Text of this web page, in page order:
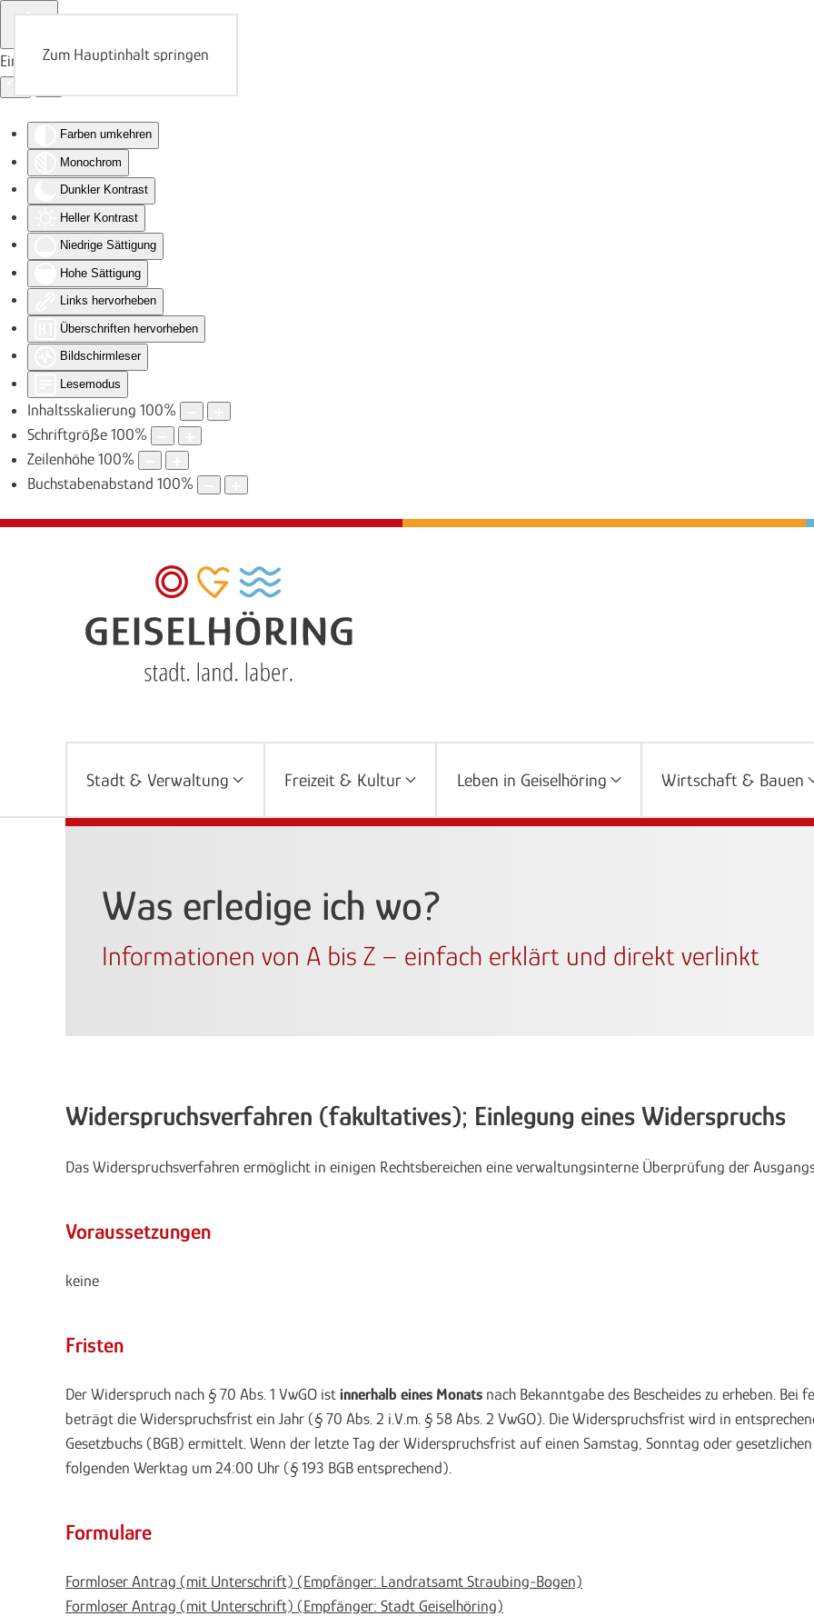
Eingabehilfen öffnen
Farben umkehren
Monochrom
Dunkler Kontrast
Heller Kontrast
Niedrige Sättigung
Hohe Sättigung
Links hervorheben
Überschriften hervorheben
Bildschirmleser
Lesemodus
Inhaltsskalierung 100%
Schriftgröße 100%
Zeilenhöhe 100%
Buchstabenabstand 100%
Zum Hauptinhalt springen
Stadt & Verwaltung Freizeit & Kultur Leben in Geiselhöring Wirtschaft & Bauen
Was erledige ich wo?
Informationen von A bis Z – einfach erklärt und direkt verlinkt
Widerspruchsverfahren (fakultatives); Einlegung eines Widerspruchs
Das Widerspruchsverfahren ermöglicht in einigen Rechtsbereichen eine verwaltungsinterne Überprüfung der
Voraussetzungen
keine
Fristen
Der Widerspruch nach § 70 Abs. 1 VwGO ist innerhalb eines Monats nach Bekanntgabe des Bescheides zu erheben.
beträgt die Widerspruchsfrist ein Jahr (§ 70 Abs. 2 i.V.m. § 58 Abs. 2 VwGO). Die Widerspruchsfrist wird in
Gesetzbuchs (BGB) ermittelt. Wenn der letzte Tag der Widerspruchsfrist auf einen Samstag, Sonntag oder
folgenden Werktag um 24:00 Uhr (§ 193 BGB entsprechend).
Formulare
Formloser Antrag (mit Unterschrift) (Empfänger: Landratsamt Straubing-Bogen)
Formloser Antrag (mit Unterschrift) (Empfänger: Stadt Geiselhöring)